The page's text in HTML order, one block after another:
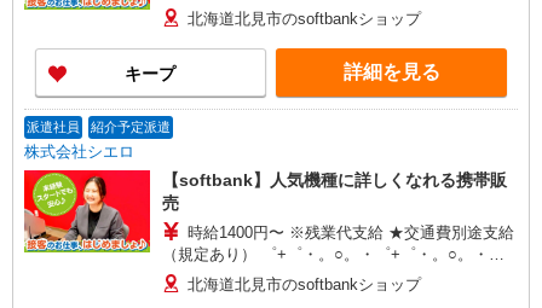
+゜ 入社祝い金10万円支給(規定有) お友達を紹介
頂くと, インセンティブ支給(規定有) ★月2回払
い・週払い可能（規程有）★ ゜・。○。・゜
+゜・。○。・゜+゜
北海道北見市のsoftbankショップ
キープ 詳細を見る
派遣社員 紹介予定派遣
株式会社シエロ
【softbank】人気機種に詳しくなれる携帯販
売
時給1400円〜 ※残業代支給 ★交通費別途支給
（規定あり） ゜+゜・。○。・゜+゜・。○。・゜
+゜ 入社祝い金10万円支給(規定有) お友達を紹介
頂くと, インセンティブ支給(規定有) ★月2回払
北海道北見市のsoftbankショップ